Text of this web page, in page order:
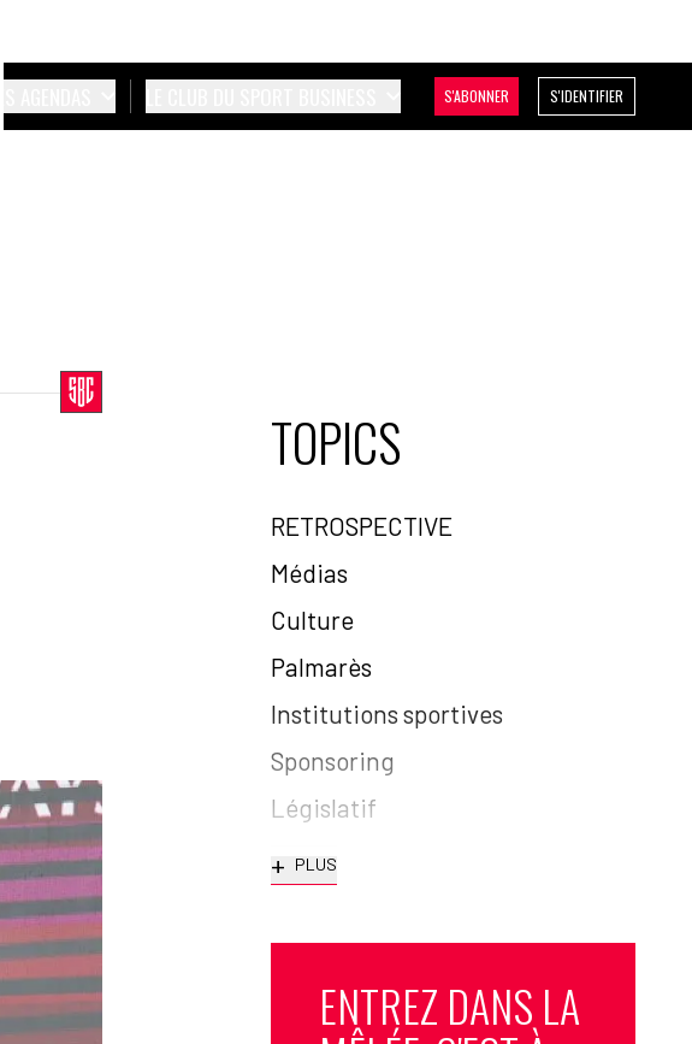
S'ABONNER S'IDENTIFIER
TOPICS
RETROSPECTIVE
Médias
Culture
Palmarès
Institutions sportives
Sponsoring
Législatif
+ PLUS
ENTREZ DANS LA